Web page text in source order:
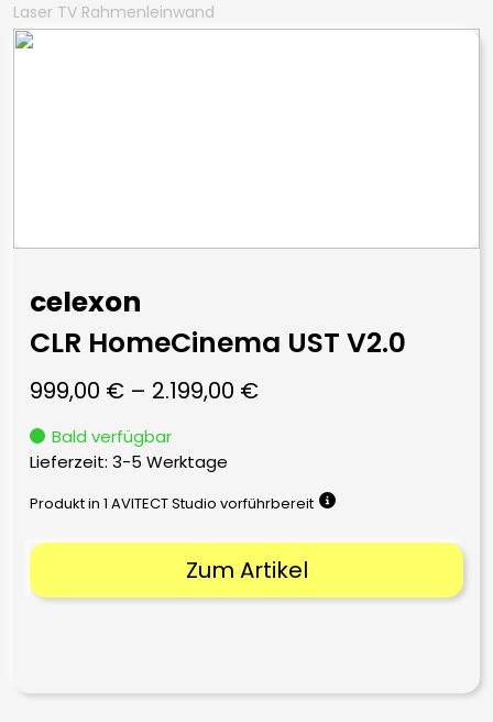
Laser TV Rahmenleinwand
celexon
CLR HomeCinema UST V2.0
999,00 € – 2.199,00 €
Bald verfügbar
Lieferzeit: 3-5 Werktage
Produkt in 1 AVITECT Studio vorführbereit
Zum Artikel